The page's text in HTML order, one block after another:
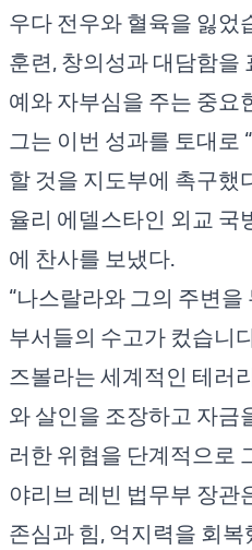
우다 전우와 혈육을 잃었
훈련, 창의성과 대담함을
예와 자부심을 주는 중요
그는 이번 성과를 토대로
할 것을 지도부에 촉구했
율리 에델스타인 외교 국
에 찬사를 보냈다.
“나스랄라와 그의 주변
부서들의 수고가 컸습니
즈볼라는 세계적인 테러
와 살인을 조장하고 자금
러한 위협을 단계적으로
야리브 레빈 법무부 장관
존심과 힘, 억지력을 회복